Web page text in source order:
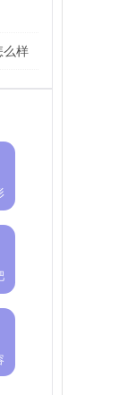
么样